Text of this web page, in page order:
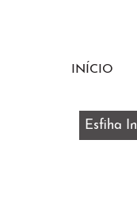
INÍCIO
Esfiha